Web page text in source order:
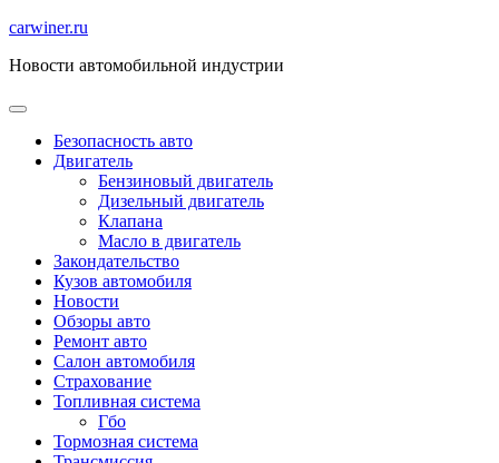
Перейти
содержимому
carwiner.ru
Новости автомобильной индустрии
Безопасность авто
Двигатель
Бензиновый двигатель
Дизельный двигатель
Клапана
Масло в двигатель
Закондательство
Кузов автомобиля
Новости
Обзоры авто
Ремонт авто
Салон автомобиля
Страхование
Топливная система
Гбо
Тормозная система